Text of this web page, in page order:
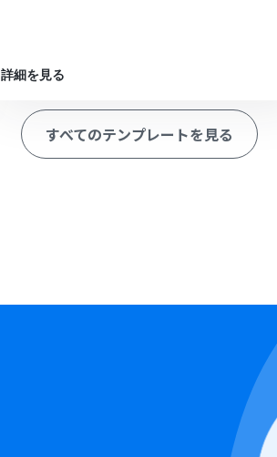
詳細を見る
すべてのテンプレートを見る